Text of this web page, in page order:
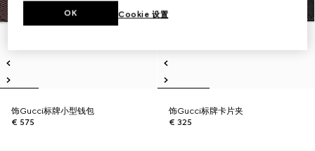
饰Gucci标牌小型钱包
€ 575
饰Gucci标牌卡片夹
€ 325
Cookie 设置
OK